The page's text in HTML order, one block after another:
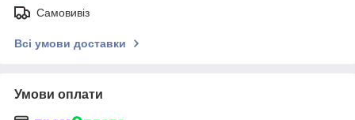
Самовивіз
Всі умови доставки
Умови оплати